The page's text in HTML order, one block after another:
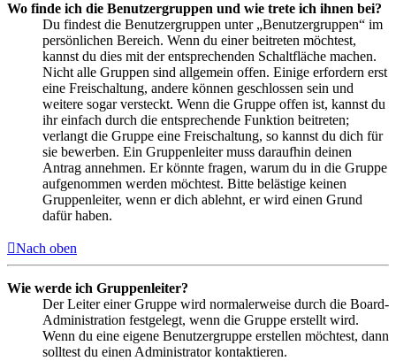
Wo finde ich die Benutzergruppen und wie trete ich ihnen bei?
Du findest die Benutzergruppen unter „Benutzergruppen“ im
persönlichen Bereich. Wenn du einer beitreten möchtest,
kannst du dies mit der entsprechenden Schaltfläche machen.
Nicht alle Gruppen sind allgemein offen. Einige erfordern erst
eine Freischaltung, andere können geschlossen sein und
weitere sogar versteckt. Wenn die Gruppe offen ist, kannst du
ihr einfach durch die entsprechende Funktion beitreten;
verlangt die Gruppe eine Freischaltung, so kannst du dich für
sie bewerben. Ein Gruppenleiter muss daraufhin deinen
Antrag annehmen. Er könnte fragen, warum du in die Gruppe
aufgenommen werden möchtest. Bitte belästige keinen
Gruppenleiter, wenn er dich ablehnt, er wird einen Grund
dafür haben.
Nach oben
Wie werde ich Gruppenleiter?
Der Leiter einer Gruppe wird normalerweise durch die Board-
Administration festgelegt, wenn die Gruppe erstellt wird.
Wenn du eine eigene Benutzergruppe erstellen möchtest, dann
solltest du einen Administrator kontaktieren.